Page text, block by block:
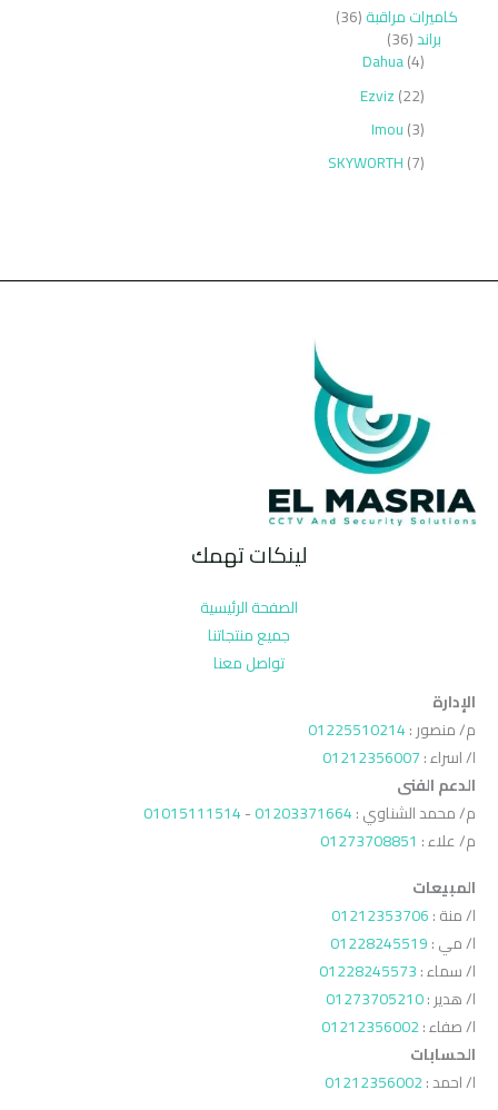
كاميرات مراقبة 36
براند 36
Dahua 4
Ezviz 22
Imou 3
SKYWORTH 7
لينكات تهمك
الصفحة الرئيسية
جميع منتجاتنا
تواصل معنا
الإدارة
م/ منصور :01225510214
ا/ اسراء :01212356007
الدعم الفنى
م/ محمد الشناوي :01203371664
-
01015111514
م/ علاء : 01273708851
المبيعات
ا/ منة :01212353706
ا/ مي :01228245519
ا/ سماء :01228245573
ا/ هدير :01273705210
ا/ صفاء :01212356002
الحسابات
ا/ احمد :01212356002